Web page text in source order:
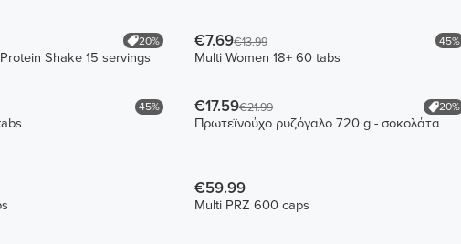
20%
Shake 15 servings
€7.69€13.99 45%
Multi Women 18+ 60 tabs
45% €17.59€21.99 20%
Πρωτεϊνούχο ρυζόγαλο 720 g - σοκολάτα
€59.99
Multi PRZ 600 caps